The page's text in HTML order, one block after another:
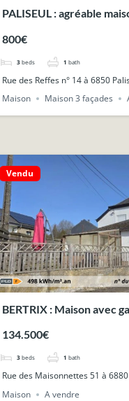
PALISEUL : agréable
800€
3 beds 1 bath
Rue des Reffes n° 14 à 6850
Maison
Maison 3 façades
Vendu
BERTRIX : Maison avec
134.500€
3 beds 1 bath
Rue des Maisonnettes 51 à 6880
Maison
A vendre